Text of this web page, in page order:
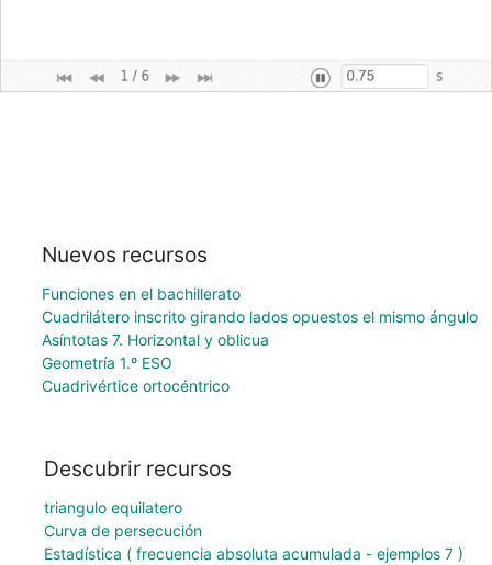
Nuevos recursos
Funciones en el bachillerato
Cuadrilátero inscrito girando lados opuestos el mismo ángulo
Asíntotas 7. Horizontal y oblicua
Geometría 1.º ESO
Cuadrivértice ortocéntrico
Descubrir recursos
triangulo equilatero
Curva de persecución
Estadística ( frecuencia absoluta acumulada - ejemplos 7 )